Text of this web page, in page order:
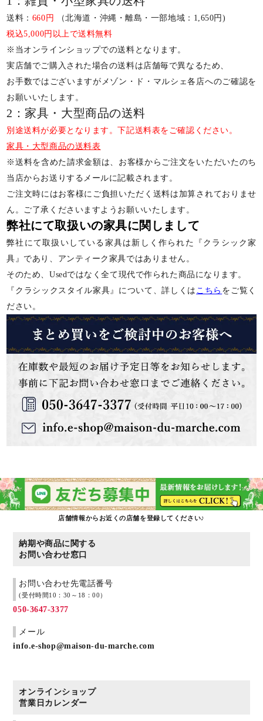
送料： 660円
（北海道・沖縄・離島・一部地域：1,650円)
税込5,000円以上で送料無料
※当オンラインショップでの送料となります。
実店舗でご購入された場合の送料は店舗毎で異なるため、
お手数ではございますがメゾン・ド・マルシェ各店へのご確認を
お願いいたします。
2：家具・大型商品の送料
別途送料が必要となります。下記送料表をご確認ください。
家具・大型商品の送料表
※送料を含めた請求金額は、お客様からご注文をいただいたのち
当店からお送りするメールに記載されます。
ご注文時にはお客様にご負担いただく送料は加算されておりませ
ん。ご了承くださいますようお願いいたします。
弊社にて取扱いの家具に関しまして
弊社にて取扱いしている家具は新しく作られた『クラシック家
具』であり、アンティーク家具ではありません。
そのため、Usedではなく全て現代で作られた商品になります。
『クラシックスタイル家具』について、詳しくは こちら をご覧く
ださい。
店舗情報からお近くの店舗を登録してください♪
納期や商品に関する
お問い合わせ窓口
お問い合わせ先電話番号
(受付時間10：30～18：00）
050-3647-3377
メール
info.e-shop@maison-du-marche.com
オンラインショップ
営業日カレンダー